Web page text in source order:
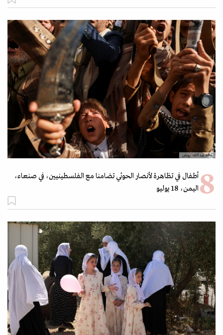
خالد عبد الله- رويترز
أطفال في تظاهرة لأنصار الحوثي تضامنا مع الفلسطينيين، في صنعاء،
اليمن، 18 يوليو